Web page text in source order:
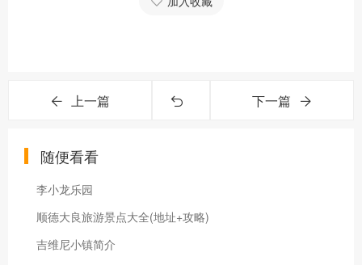
上一篇 下一篇
随便看看
李小龙乐园
顺德大良旅游景点大全(地址+攻略)
吉维尼小镇简介